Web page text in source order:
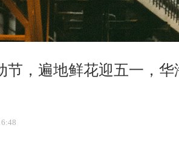
节，遍地鲜花迎五一，